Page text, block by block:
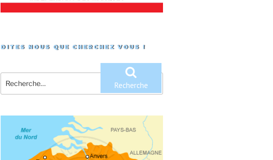
DITES NOUS QUE CHERCHEZ VOUS !
pour
:
Recherche